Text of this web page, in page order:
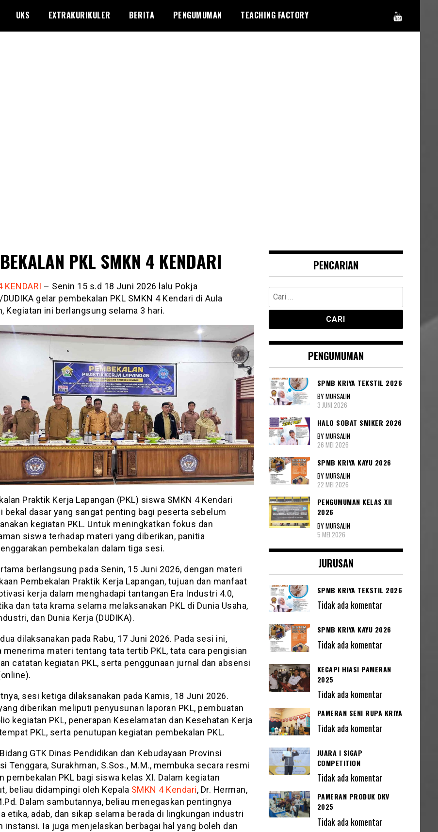
UKS EXTRAKURIKULER BERITA PENGUMUMAN TEACHING FACTORY
PKL SMKN 4 KENDARI
KENDARI – Senin 15 s.d 18 Juni 2026 lalu Pokja
gelar pembekalan PKL SMKN 4 Kendari di Aula
Kegiatan ini berlangsung selama 3 hari.
Praktik Kerja Lapangan (PKL) siswa SMKN 4 Kendari
bekal dasar yang sangat penting bagi peserta sebelum
kegiatan PKL. Untuk meningkatkan fokus dan
siswa terhadap materi yang diberikan, panitia
pembekalan dalam tiga sesi.
berlangsung pada Senin, 15 Juni 2026, dengan materi
Pembekalan Praktik Kerja Lapangan, tujuan dan manfaat
kerja dalam menghadapi tantangan Era Industri 4.0,
dan tata krama selama melaksanakan PKL di Dunia Usaha,
dan Dunia Kerja (DUDIKA).
dilaksanakan pada Rabu, 17 Juni 2026. Pada sesi ini,
menerima materi tentang tata tertib PKL, tata cara pengisian
catatan kegiatan PKL, serta penggunaan jurnal dan absensi
sesi ketiga dilaksanakan pada Kamis, 18 Juni 2026.
diberikan meliputi penyusunan laporan PKL, pembuatan
kegiatan PKL, penerapan Keselamatan dan Kesehatan Kerja
PKL, serta penutupan kegiatan pembekalan PKL.
GTK Dinas Pendidikan dan Kebudayaan Provinsi
Tenggara, Surakhman, S.Sos., M.M., membuka secara resmi
pembekalan PKL bagi siswa kelas XI. Dalam kegiatan
beliau didampingi oleh Kepala SMKN 4 Kendari, Dr. Herman,
Dalam sambutannya, beliau menegaskan pentingnya
etika, adab, dan sikap selama berada di lingkungan industri
instansi. Ia juga menjelaskan berbagai hal yang boleh dan
PENCARIAN
Cari
untuk:
PENGUMUMAN
SPMB KRIYA TEKSTIL 2026
BY MURSALIN
3 JUNI 2026
HALO SOBAT SMIKER 2026
BY MURSALIN
26 MEI 2026
SPMB KRIYA KAYU 2026
BY MURSALIN
22 MEI 2026
PENGUMUMAN KELAS XII
2026
BY MURSALIN
5 MEI 2026
JURUSAN
SPMB KRIYA TEKSTIL 2026
Tidak ada komentar
SPMB KRIYA KAYU 2026
Tidak ada komentar
KECAPI HIASI PAMERAN
2025
Tidak ada komentar
PAMERAN SENI RUPA KRIYA
Tidak ada komentar
JUARA I SIGAP
COMPETITION
Tidak ada komentar
PAMERAN PRODUK DKV
2025
Tidak ada komentar